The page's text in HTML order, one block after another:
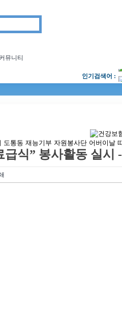
커뮤니티
인기검색어 :
식” 봉사활동 실시 -